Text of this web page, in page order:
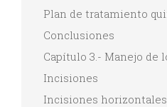
Plan de tratamiento
Conclusiones
Capítulo 3.- Manejo de
Incisiones
Incisiones horizontales